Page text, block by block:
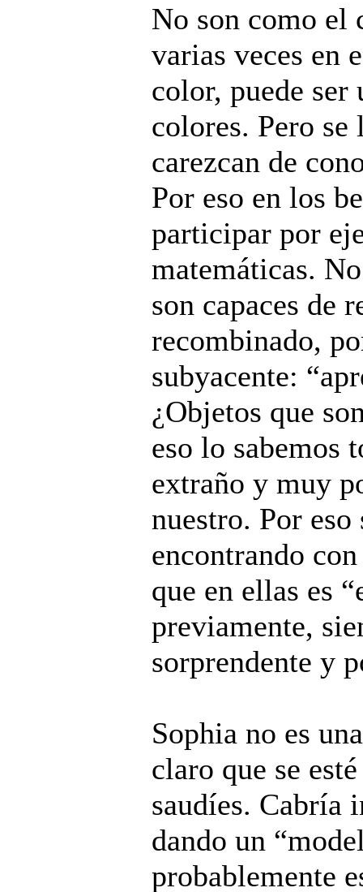
No son como el
varias veces en
color, puede ser
colores. Pero
carezcan de
Por eso en los
participar por
matemáticas.
son capaces de
recombinado,
subyacente:
¿Objetos que
eso lo sabemos
extraño y muy
nuestro. Por eso
encontrando
que en ellas es
previamente,
sorprendente y
Sophia no es
claro que se
saudíes. Cabría
dando un
probablemente